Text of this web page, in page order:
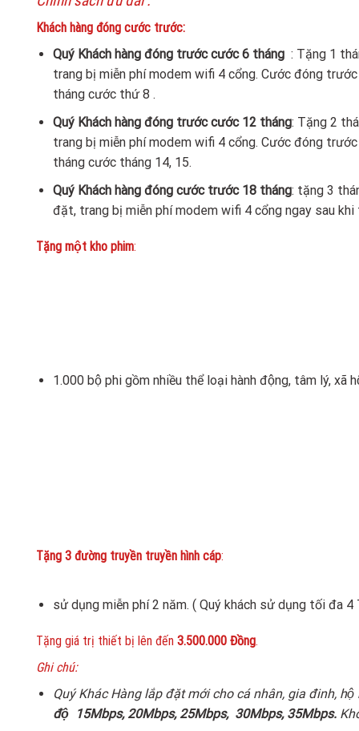
Khách hàng đóng cước trước:
Quý Khách hàng đóng trước cước 6 tháng : Tặng 1
trang bị miễn phí modem wifi 4 cổng. Cước đóng
tháng cước thứ 8 .
Quý Khách hàng đóng trước cước 12 tháng: Tặng 2
trang bị miễn phí modem wifi 4 cổng. Cước đóng
tháng cước tháng 14, 15.
Quý Khách hàng đóng cước trước 18 tháng: tặng 3
đặt, trang bị miễn phí modem wifi 4 cổng ngay sau
Tặng một kho phim:
1.000 bộ phi gồm nhiều thể loại hành động, tâm lý, xã
Tặng 3 đường truyền truyền hình cáp:
sử dụng miễn phí 2 năm. ( Quý khách sử dụng tối đa
Tặng giá trị thiết bị lên đến 3.500.000 Đồng.
Ghi chú:
Quý Khác Hàng lắp đặt mới cho cá nhân, gia đinh,
độ 15Mbps, 20Mbps, 25Mbps, 30Mbps, 35Mbps.